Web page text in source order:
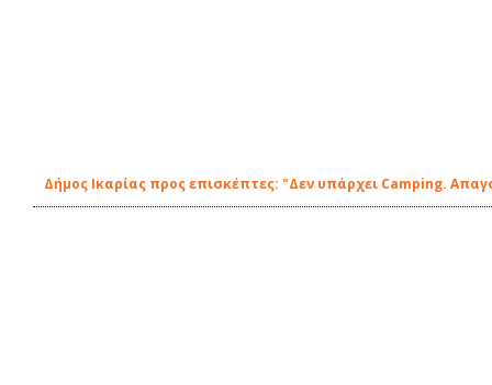
Δήμος Ικαρίας προς επισκέπτες: "Δεν υπάρχει Camping.